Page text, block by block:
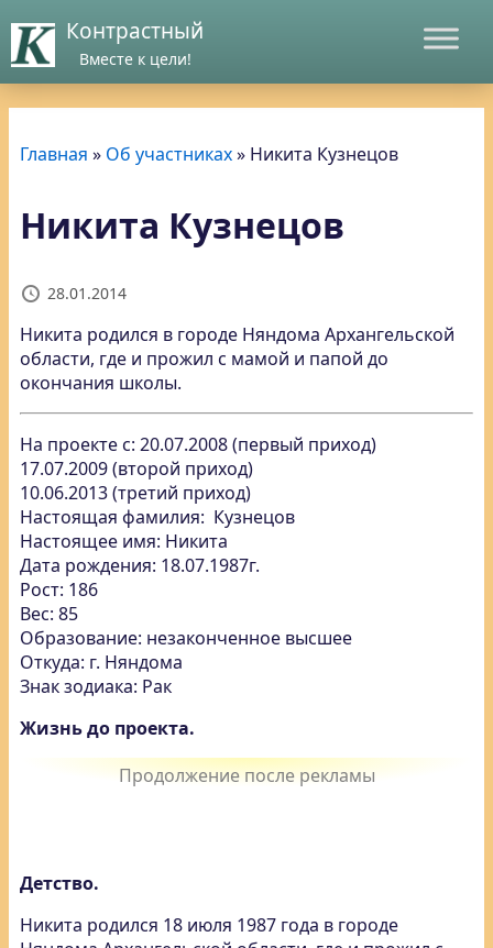
Контрастный
Вместе к цели!
Главная » Об участниках» Никита Кузнецов
Никита Кузнецов
28.01.2014
Никита родился в городе Няндома Архангельской
области, где и прожил с мамой и папой до
окончания школы.
На проекте с: 20.07.2008 (первый приход)
17.07.2009 (второй приход)
10.06.2013 (третий приход)
Настоящая фамилия: Кузнецов
Настоящее имя: Никита
Дата рождения: 18.07.1987г.
Рост: 186
Вес: 85
Образование: незаконченное высшее
Откуда: г. Няндома
Знак зодиака: Рак
Жизнь до проекта.
Детство.
Никита родился 18 июля 1987 года в городе